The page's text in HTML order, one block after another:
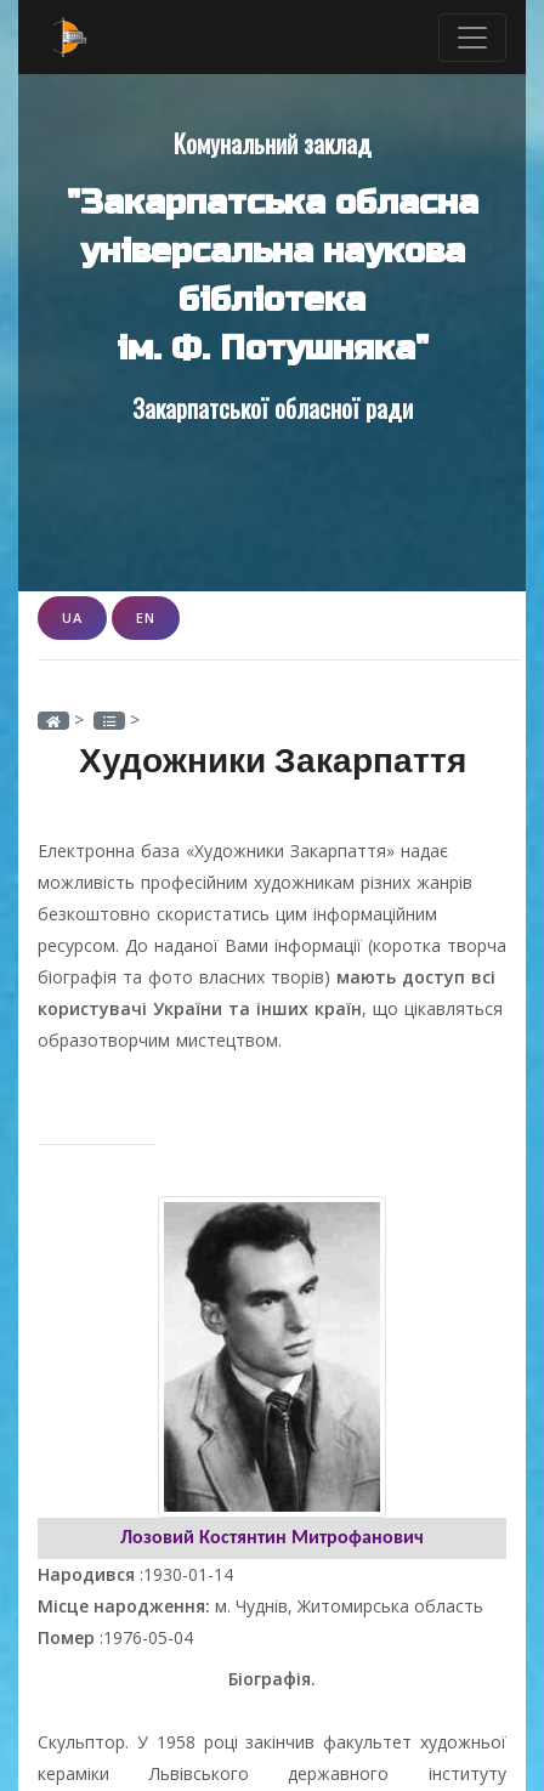
Комунальний заклад
"Закарпатська обласна
універсальна наукова
бібліотека
ім. Ф. Потушняка"
Закарпатської обласної ради
UA EN
> >
Художники Закарпаття
Електронна база «Художники Закарпаття» надає
можливість професійним художникам різних жанрів
безкоштовно скористатись цим інформаційним
ресурсом. До наданої Вами інформації (коротка творча
біографія та фото власних творів) мають доступ всі
користувачі України та інших країн, що цікавляться
образотворчим мистецтвом.
Лозовий Костянтин Митрофанович
Народився :1930-01-14
Місце народження: м. Чуднів, Житомирська область
Помер :1976-05-04
Біографія.
Скульптор. У 1958 році закінчив факультет художньої
кераміки Львівського державного інституту